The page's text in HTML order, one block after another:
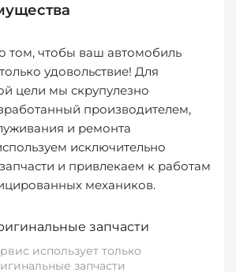
том, чтобы ваш автомобиль
удовольствие! Для
цели мы скрупулезно
производителем,
и ремонта
исключительно
и привлекаем к работам
механиков.
запчасти
использует только
запчасти